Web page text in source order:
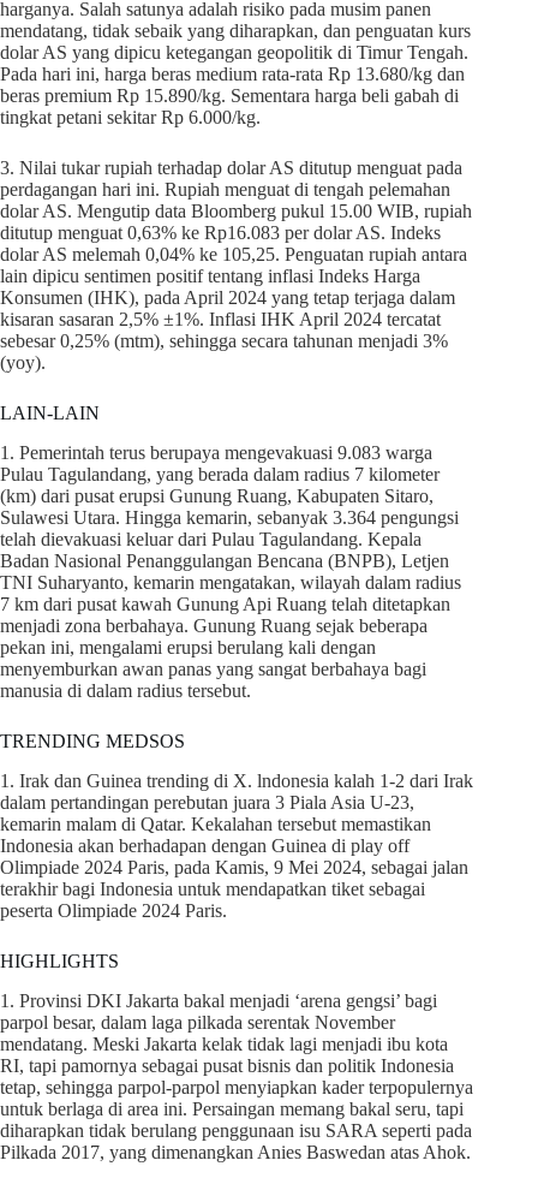
harganya. Salah satunya adalah risiko pada musim panen
mendatang, tidak sebaik yang diharapkan, dan penguatan kurs
dolar AS yang dipicu ketegangan geopolitik di Timur Tengah.
Pada hari ini, harga beras medium rata-rata Rp 13.680/kg dan
beras premium Rp 15.890/kg. Sementara harga beli gabah di
tingkat petani sekitar Rp 6.000/kg.
3. Nilai tukar rupiah terhadap dolar AS ditutup menguat pada
perdagangan hari ini. Rupiah menguat di tengah pelemahan
dolar AS. Mengutip data Bloomberg pukul 15.00 WIB, rupiah
ditutup menguat 0,63% ke Rp16.083 per dolar AS. Indeks
dolar AS melemah 0,04% ke 105,25. Penguatan rupiah antara
lain dipicu sentimen positif tentang inflasi Indeks Harga
Konsumen (IHK), pada April 2024 yang tetap terjaga dalam
kisaran sasaran 2,5% ±1%. Inflasi IHK April 2024 tercatat
sebesar 0,25% (mtm), sehingga secara tahunan menjadi 3%
(yoy).
LAIN-LAIN
1. Pemerintah terus berupaya mengevakuasi 9.083 warga
Pulau Tagulandang, yang berada dalam radius 7 kilometer
(km) dari pusat erupsi Gunung Ruang, Kabupaten Sitaro,
Sulawesi Utara. Hingga kemarin, sebanyak 3.364 pengungsi
telah dievakuasi keluar dari Pulau Tagulandang. Kepala
Badan Nasional Penanggulangan Bencana (BNPB), Letjen
TNI Suharyanto, kemarin mengatakan, wilayah dalam radius
7 km dari pusat kawah Gunung Api Ruang telah ditetapkan
menjadi zona berbahaya. Gunung Ruang sejak beberapa
pekan ini, mengalami erupsi berulang kali dengan
menyemburkan awan panas yang sangat berbahaya bagi
manusia di dalam radius tersebut.
TRENDING MEDSOS
1. Irak dan Guinea trending di X. lndonesia kalah 1-2 dari Irak
dalam pertandingan perebutan juara 3 Piala Asia U-23,
kemarin malam di Qatar. Kekalahan tersebut memastikan
Indonesia akan berhadapan dengan Guinea di play off
Olimpiade 2024 Paris, pada Kamis, 9 Mei 2024, sebagai jalan
terakhir bagi Indonesia untuk mendapatkan tiket sebagai
peserta Olimpiade 2024 Paris.
HIGHLIGHTS
1. Provinsi DKI Jakarta bakal menjadi ‘arena gengsi’ bagi
parpol besar, dalam laga pilkada serentak November
mendatang. Meski Jakarta kelak tidak lagi menjadi ibu kota
RI, tapi pamornya sebagai pusat bisnis dan politik Indonesia
tetap, sehingga parpol-parpol menyiapkan kader terpopulernya
untuk berlaga di area ini. Persaingan memang bakal seru, tapi
diharapkan tidak berulang penggunaan isu SARA seperti pada
Pilkada 2017, yang dimenangkan Anies Baswedan atas Ahok.